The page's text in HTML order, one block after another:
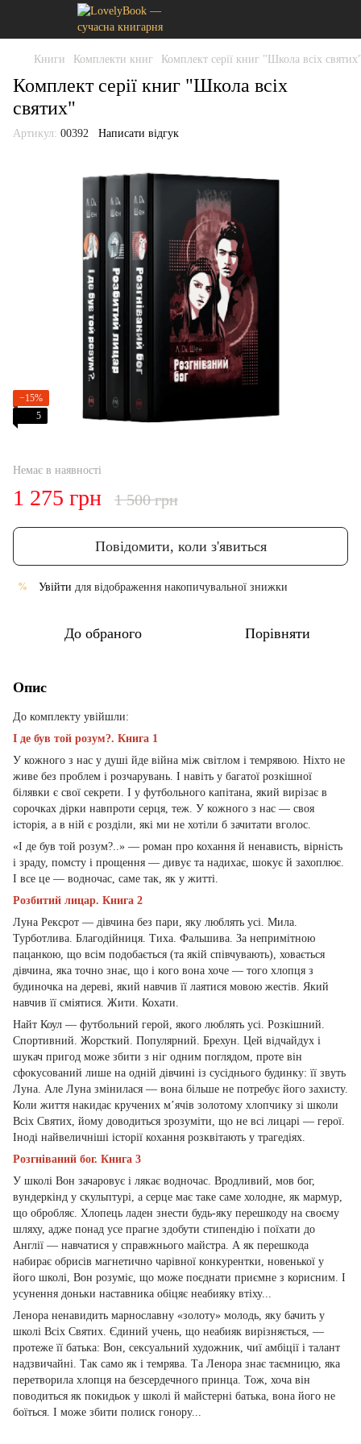
Книги Комплекти книг Комплект серії книг "Школа всіх
Комплект серії книг "Школа всіх
святих"
Артикул: 00392 Написати відгук
−15%
5
Немає в наявності
1 275 грн 1 500 грн
Повідомити, коли з'явиться
% Увійти для відображення накопичувальної знижки
До обраного Порівняти
Опис
До комплекту увійшли:
І де був той розум?. Книга 1
У кожного з нас у душі йде війна між світлом і темрявою. Ніхто не
живе без проблем і розчарувань. І навіть у багатої розкішної
білявки є свої секрети. І у футбольного капітана, який вирізає в
сорочках дірки навпроти серця, теж. У кожного з нас — своя
історія, а в ній є розділи, які ми не хотіли б зачитати вголос.
«І де був той розум?..» — роман про кохання й ненависть, вірність
і зраду, помсту і прощення — дивує та надихає, шокує й захоплює.
І все це — водночас, саме так, як у житті.
Розбитий лицар. Книга 2
Луна Рексрот — дівчина без пари, яку люблять усі. Мила.
Турботлива. Благодійниця. Тиха. Фальшива. За непримітною
пацанкою, що всім подобається (та якій співчувають), ховається
дівчина, яка точно знає, що і кого вона хоче — того хлопця з
будиночка на дереві, який навчив її лаятися мовою жестів. Який
навчив її сміятися. Жити. Кохати.
Найт Коул — футбольний герой, якого люблять усі. Розкішний.
Спортивний. Жорсткий. Популярний. Брехун. Цей відчайдух і
шукач пригод може збити з ніг одним поглядом, проте він
сфокусований лише на одній дівчині із сусіднього будинку: її звуть
Луна. Але Луна змінилася — вона більше не потребує його захисту.
Коли життя накидає кручених м’ячів золотому хлопчику зі школи
Всіх Святих, йому доводиться зрозуміти, що не всі лицарі — герої.
Іноді найвеличніші історії кохання розквітають у трагедіях.
Розгніваний бог. Книга 3
У школі Вон зачаровує і лякає водночас. Вродливий, мов бог,
вундеркінд у скульптурі, а серце має таке саме холодне, як мармур,
що обробляє. Хлопець ладен знести будь-яку перешкоду на своєму
шляху, адже понад усе прагне здобути стипендію і поїхати до
Англії — навчатися у справжнього майстра. А як перешкода
набирає обрисів магнетично чарівної конкурентки, новенької у
його школі, Вон розуміє, що може поєднати приємне з корисним. І
усунення доньки наставника обіцяє неабияку втіху...
Ленора ненавидить марнославну «золоту» молодь, яку бачить у
школі Всіх Святих. Єдиний учень, що неабияк вирізняється, —
протеже її батька: Вон, сексуальний художник, чиї амбіції і талант
надзвичайні. Так само як і темрява. Та Ленора знає таємницю, яка
перетворила хлопця на безсердечного принца. Тож, хоча він
поводиться як покидьок у школі й майстерні батька, вона його не
боїться. І може збити полиск гонору...